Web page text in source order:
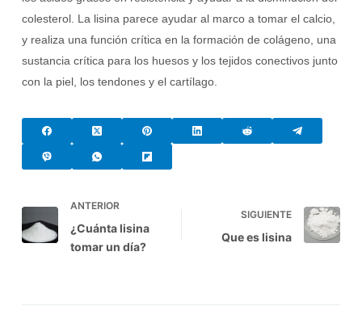
colesterol. La lisina parece ayudar al marco a tomar el calcio,
y realiza una función crítica en la formación de colágeno, una
sustancia crítica para los huesos y los tejidos conectivos junto
con la piel, los tendones y el cartílago.
ANTERIOR
¿Cuánta lisina
tomar un día?
SIGUIENTE
Que es lisina